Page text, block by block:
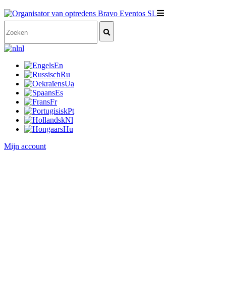
nl
En
Ru
Ua
Es
Fr
Pt
Nl
Hu
Mijn account